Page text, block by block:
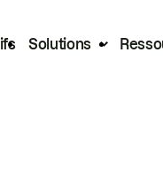
Solutions